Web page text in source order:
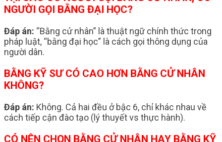
NGƯỜI GỌI BẰNG ĐẠI HỌC?
Đáp án: “Bằng cử nhân” là thuật ngữ chính thức trong
pháp luật, “bằng đại học” là cách gọi thông dụng của
người dân.
BẰNG KỸ SƯ CÓ CAO HƠN BẰNG CỬ NHÂN
KHÔNG?
Đáp án: Không. Cả hai đều ở bậc 6, chỉ khác nhau về
cách tiếp cận đào tạo (lý thuyết vs thực hành).
CÓ NÊN CHỌN BẰNG CỬ NHÂN HAY BẰNG KỸ